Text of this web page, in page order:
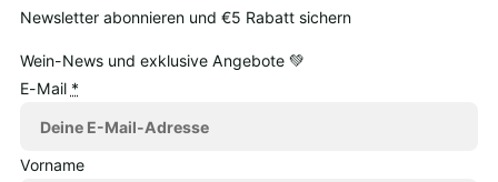
Newsletter abonnieren und €5 Rabatt sichern
Wein-News und exklusive Angebote 💚
E-Mail *
Vorname